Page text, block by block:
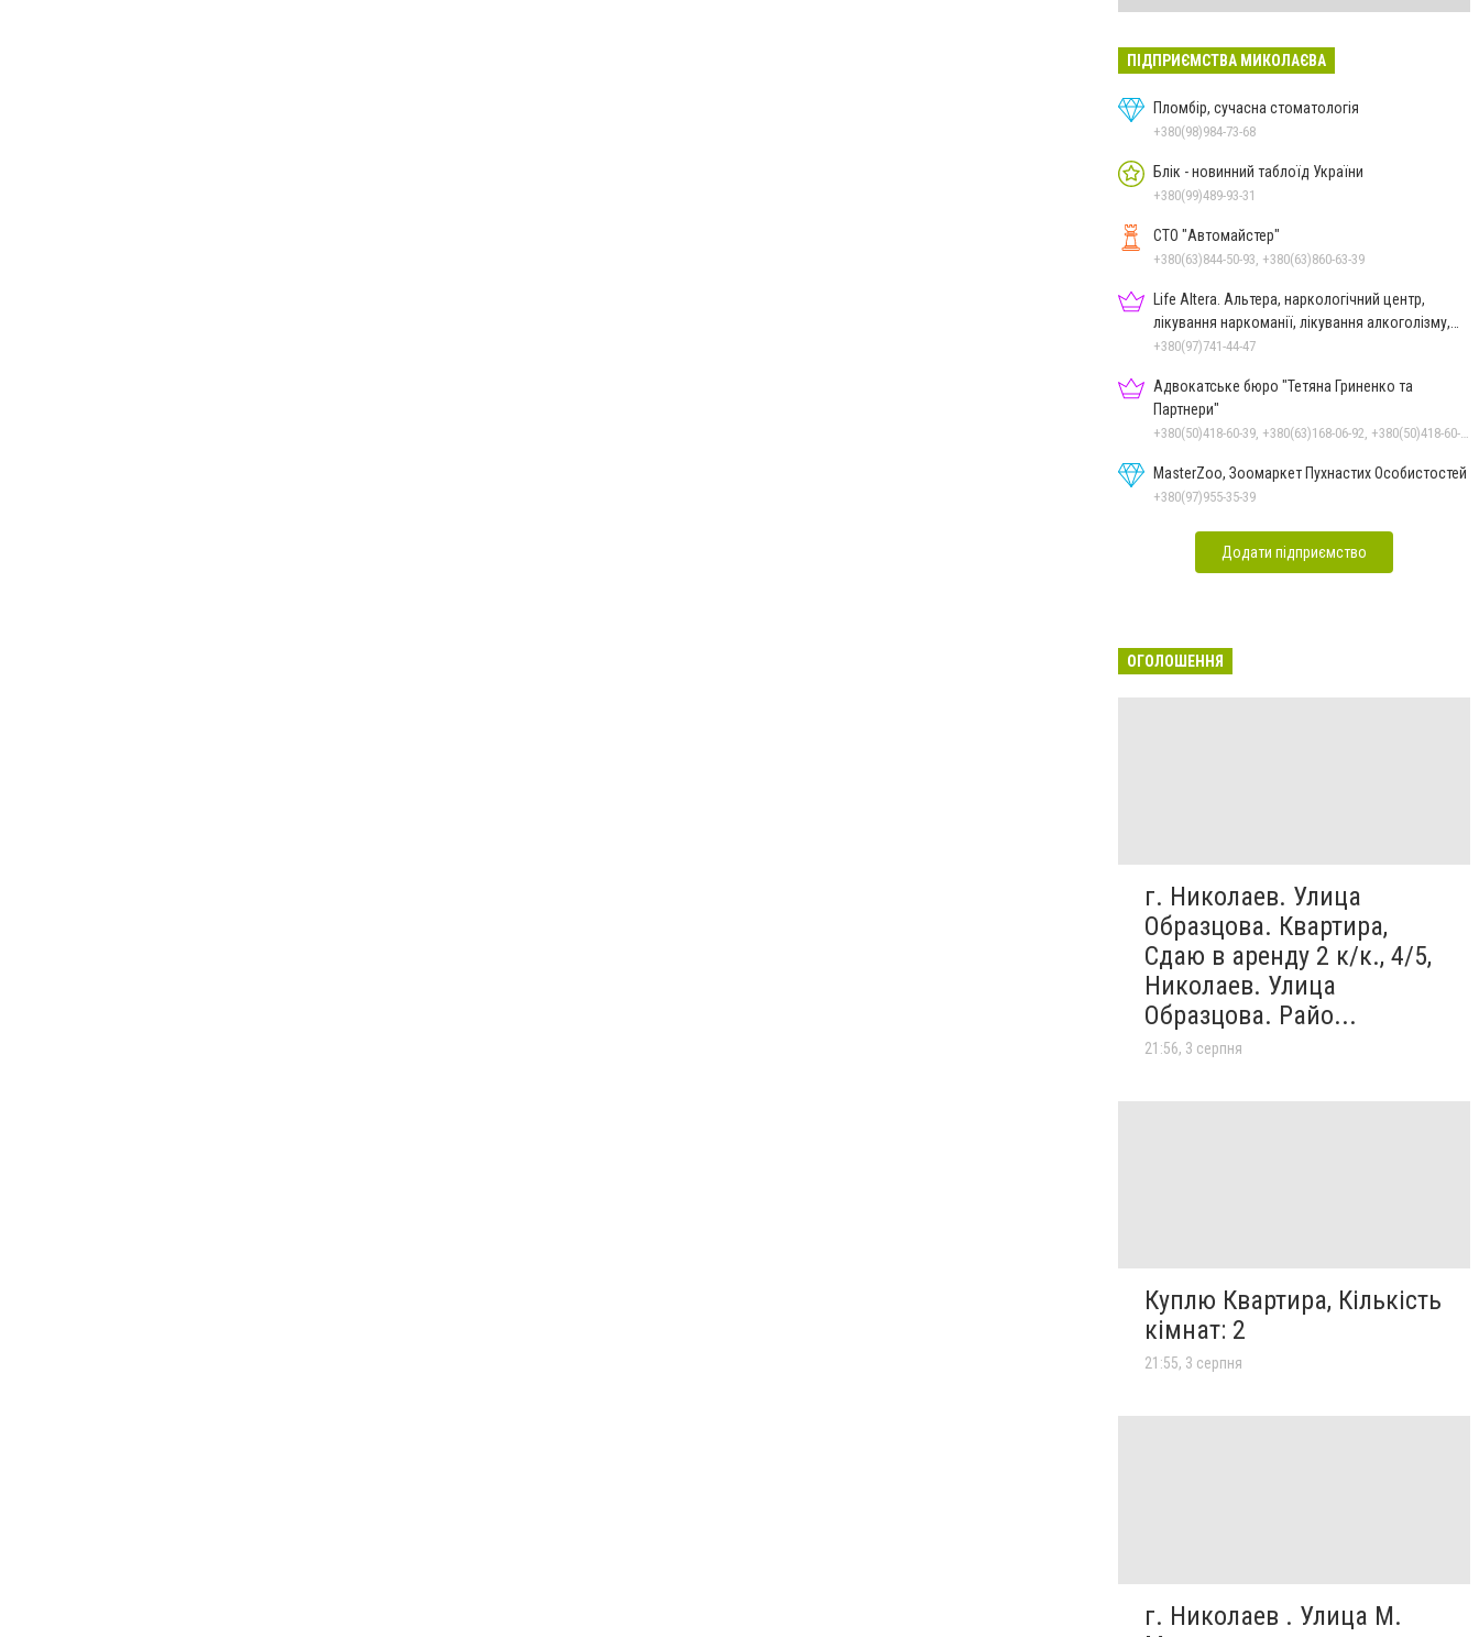
ПІДПРИЄМСТВА МИКОЛАЄВА
Пломбір, сучасна стоматологія
+380(98)984-73-68
Блік - новинний таблоїд України
+380(99)489-93-31
СТО "Автомайстер"
+380(63)844-50-93, +380(63)860-63-39
Life Altera. Альтера, наркологічний центр,
лікування наркоманії, лікування алкоголізму,
зняття ломки
+380(97)741-44-47
Адвокатське бюро "Тетяна Гриненко та
Партнери"
MasterZoo, Зоомаркет Пухнастих Особистостей
+380(97)955-35-39
Додати підприємство
ОГОЛОШЕННЯ
г. Николаев. Улица
Образцова. Квартира,
Сдаю в аренду 2 к/к., 4/5,
Николаев. Улица
Образцова. Райо...
21:56, 3 серпня
Куплю Квартира, Кількість
кімнат: 2
21:55, 3 серпня
г. Николаев . Улица М.